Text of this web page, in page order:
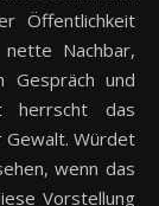
Öffentlichkeit
Nachbar,
Gespräch und
herrscht das
Gewalt. Würdet
wenn das
Vorstellung